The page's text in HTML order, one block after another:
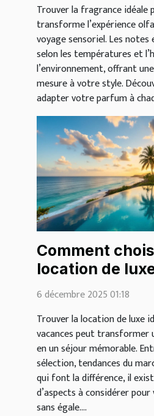
Trouver la fragrance idéale
transforme l’expérience
voyage sensoriel. Les
selon les températures et
l’environnement, offrant
mesure à votre style.
adapter votre parfum à
Comment
location de
vacances
6 décembre 2025 01:18
Trouver la location de luxe
vacances peut transformer
en un séjour mémorable.
sélection, tendances du
qui font la différence, il
d’aspects à considérer
sans égale....